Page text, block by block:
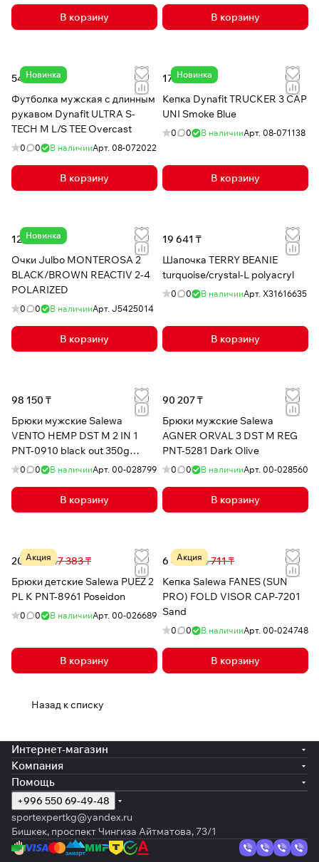
В корзину В корзину
Новинка
54 842 ₸
Футболка мужская с длинным
рукавом Dynafit ULTRA S-
TECH M L/S TEE Overcast
0 0 В наличииАрт. 08-072022
В корзину
Новинка
17 573 ₸
Кепка Dynafit TRUCKER 3 CAP
UNI Smoke Blue
0 0 В наличииАрт. 08-071138
В корзину
Новинка
123 721 ₸
Очки Julbo MONTEROSA 2
BLACK/BROWN REACTIV 2-4
POLARIZED
0 0 В наличииАрт. J5425014
В корзину
19 641 ₸
Шапочка TERRY BEANIE
turquoise/crystal-L polyacryl
0 0 В наличииАрт. X31616635
В корзину
98 150 ₸
Брюки мужские Salewa
VENTO HEMP DST M 2 IN 1
PNT-0910 black out 350g
polyester
0 0 В наличииАрт. 00-028799
В корзину
90 207 ₸
Брюки мужские Salewa
AGNER ORVAL 3 DST M REG
PNT-5281 Dark Olive
0 0 В наличииАрт. 00-028560
В корзину
Акция
20 914 ₸ 47 383 ₸
Брюки детские Salewa PUEZ 2
PL K PNT-8961 Poseidon
0 0 В наличииАрт. 00-026689
В корзину
Акция
6 485 ₸14 711 ₸
Кепка Salewa FANES (SUN
PRO) FOLD VISOR CAP-7201
Sand
0 0 В наличииАрт. 00-024748
В корзину
Назад к списку
Интернет-магазин
Компания
Помощь
+996 550 69-49-48
sportexpertkg@yandex.ru
Бишкек, проспект Чингиза Айтматова, 73/1